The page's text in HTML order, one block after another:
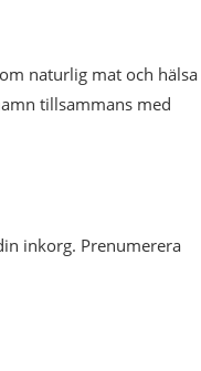
naturlig mat och hälsa
tillsammans med
inkorg. Prenumerera